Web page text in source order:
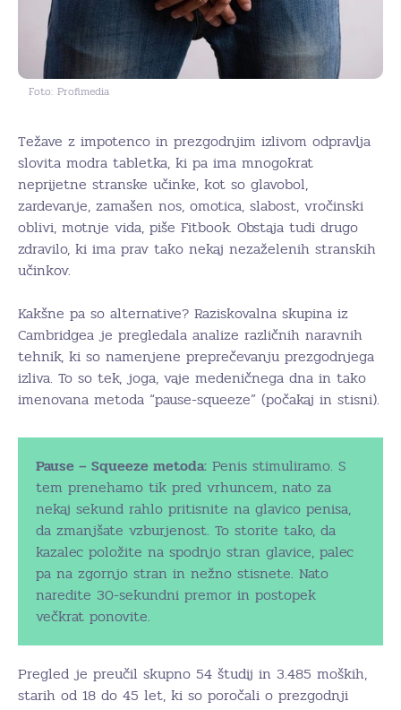
Foto: Profimedia
Težave z impotenco in prezgodnjim izlivom odpravlja
slovita modra tabletka, ki pa ima mnogokrat
neprijetne stranske učinke, kot so glavobol,
zardevanje, zamašen nos, omotica, slabost, vročinski
oblivi, motnje vida, piše Fitbook. Obstaja tudi drugo
zdravilo, ki ima prav tako nekaj nezaželenih stranskih
učinkov.
Kakšne pa so alternative? Raziskovalna skupina iz
Cambridgea je pregledala analize različnih naravnih
tehnik, ki so namenjene preprečevanju prezgodnjega
izliva. To so tek, joga, vaje medeničnega dna in tako
imenovana metoda “pause-squeeze” (počakaj in stisni).
Pause – Squeeze metoda: Penis stimuliramo. S
tem prenehamo tik pred vrhuncem, nato za
nekaj sekund rahlo pritisnite na glavico penisa,
da zmanjšate vzburjenost. To storite tako, da
kazalec položite na spodnjo stran glavice, palec
pa na zgornjo stran in nežno stisnete. Nato
naredite 30-sekundni premor in postopek
večkrat ponovite.
Pregled je preučil skupno 54 študij in 3.485 moških,
starih od 18 do 45 let, ki so poročali o prezgodnji